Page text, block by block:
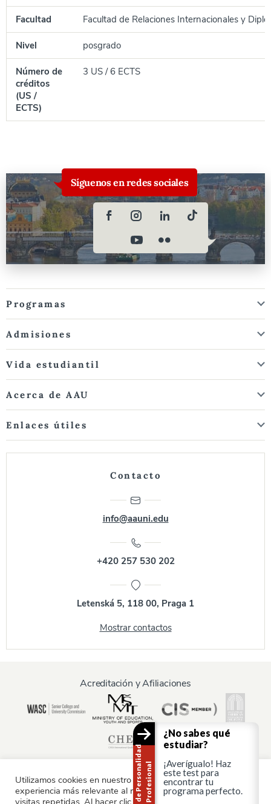
Facultad Facultad de Relaciones Internacionales y
Nivel posgrado
Número de
créditos
(US /
ECTS)
3 US / 6 ECTS
Síguenos en redes sociales
Programas
Admisiones
Vida estudiantil
Acerca de AAU
Enlaces útiles
Contacto
info@aauni.edu
+420 257 530 202
Letenská 5, 118 00, Praga 1
Mostrar contactos
Acreditación y Afiliaciones
Información para:
Utilizamos cookies en nuestro sitio web para ofrecerle la
experiencia más relevante al recordar sus preferencias y
visitas repetidas. Al hacer clic en "Aceptar", consiente el uso
T
e
s
t
d
e
P
e
r
s
o
n
al
i
d
a
d
P
r
o
f
e
s
i
o
n
al
¿No sabes qué
estudiar?
¡Averígualo! Haz
este test para
encontrar tu
programa perfecto.